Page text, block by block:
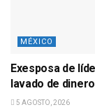
MÉXICO
Exesposa de
lavado de
5 AGOSTO, 2026